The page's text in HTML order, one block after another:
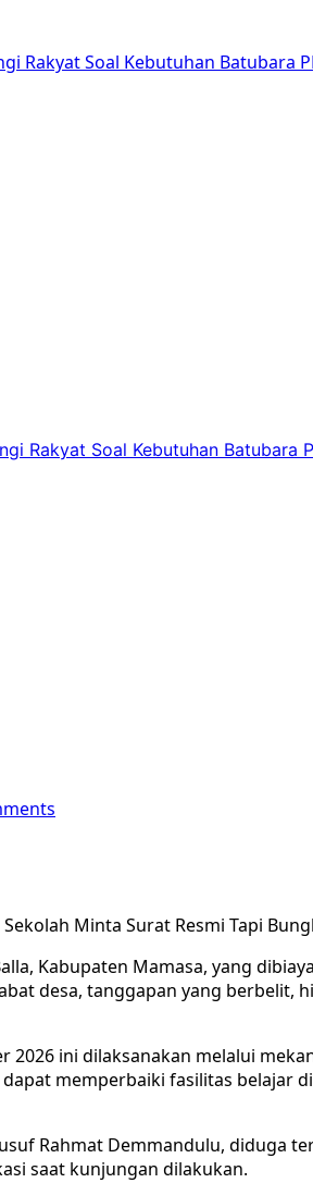
Rakyat Soal Kebutuhan Batubara
Rakyat Soal Kebutuhan Batubara
Minta Surat Resmi Tapi
Kabupaten Mamasa, yang
desa, tanggapan yang
ini dilaksanakan melalui
memperbaiki fasilitas belajar
Rahmat Demmandulu,
saat kunjungan dilakukan.